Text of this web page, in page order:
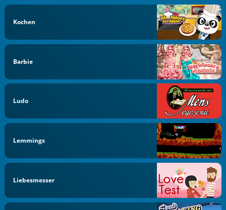
Kochen
Barbie
Ludo
Lemmings
Liebesmesser